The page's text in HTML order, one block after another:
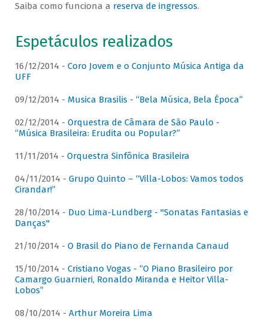
Saiba como funciona a reserva de ingressos.
Espetáculos realizados
16/12/2014 - Coro Jovem e o Conjunto Música Antiga da
UFF
09/12/2014 - Musica Brasilis - “Bela Música, Bela Época”
02/12/2014 - Orquestra de Câmara de São Paulo -
“Música Brasileira: Erudita ou Popular?”
11/11/2014 - Orquestra Sinfônica Brasileira
04/11/2014 - Grupo Quinto – “Villa-Lobos: Vamos todos
Cirandar!”
28/10/2014 - Duo Lima-Lundberg - "Sonatas Fantasias e
Danças"
21/10/2014 - O Brasil do Piano de Fernanda Canaud
15/10/2014 - Cristiano Vogas - “O Piano Brasileiro por
Camargo Guarnieri, Ronaldo Miranda e Heitor Villa-
Lobos”
08/10/2014 - Arthur Moreira Lima